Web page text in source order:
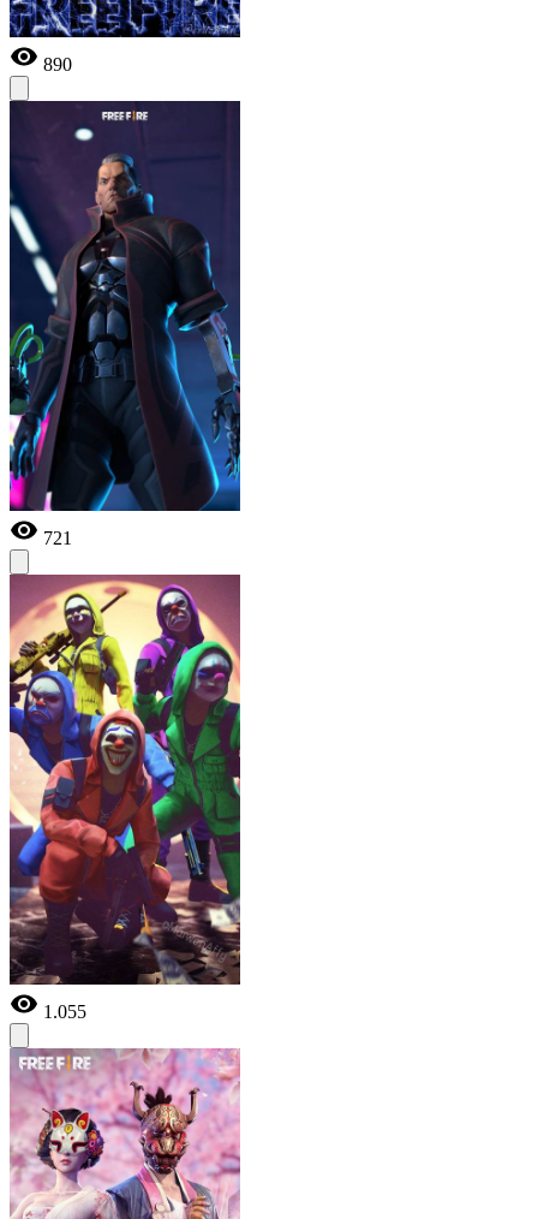
890
721
1.055